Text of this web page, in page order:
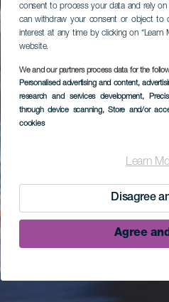
consent to process your data and rely on
can withdraw your consent or object to
interest at any time by clicking on “Learn
website.
We and our partners process data for the
Personalised advertising and content,
research and services development,
through device scanning, Store and/or
cookies
Learn
Disagree
Agree